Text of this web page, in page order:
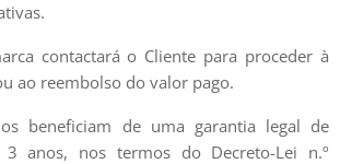
contactará o Cliente para proceder à
ao reembolso do valor pago.
beneficiam de uma garantia legal de
3 anos, nos termos do Decreto-Lei n.º